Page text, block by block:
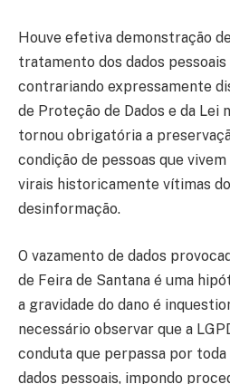
Houve efetiva demonstração
tratamento dos dados
contrariando expressamente
de Proteção de Dados e da Lei
tornou obrigatória a
condição de pessoas que
virais historicamente vítimas
desinformação.
O vazamento de dados
de Feira de Santana é uma
a gravidade do dano é
necessário observar que a
conduta que perpassa por
dados pessoais, impondo